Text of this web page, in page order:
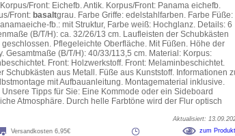
Front: Eichefb. Antik. Korpus/Front: Panama eichefb.
Front: basaltgrau. Farbe Griffe: edelstahlfarben. Farbe Füße:
fb.: mit Struktur, Farbe weiß: Hochglanz. Details: 6
(B/T/H): ca. 32/26/13 cm. Laufleisten der Schubkästen
Pflegeleichte Oberfläche. Mit Füßen. Höhe der
Gesamtmaße (B/T/H): 40/33/113,5 cm. Material: Korpus:
Front: Holzwerkstoff. Front: Melaminbeschichtet.
Schubkästen aus Metall. Füße aus Kunststoff. Informationen
mit Aufbauanleitung. Montagematerial inklusive.
Tipps für Sie: Eine Kommode oder ein Sideboard
Atmosphäre. Durch helle Farbtöne wird der Flur optisch
Aktualisiert:
Versandkosten 6,95€ zum Produkt